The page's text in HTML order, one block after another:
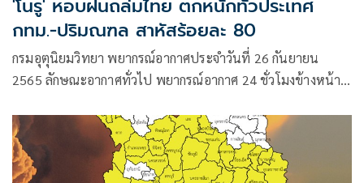
'โนรู' หอบฝนถล่มไทย ตกหนักทั่วประเทศ
กทม.-ปริมณฑล สาหัสร้อยละ 80
กรมอุตุนิยมวิทยา พยากรณ์อากาศประจำวันที่ 26 กันยายน
2565 ลักษณะอากาศทั่วไป พยากรณ์อากาศ 24 ชั่วโมงข้างหน้า
ภาคเหนือ ภาคตะวันออกเฉียงเหนือ ภาคกลาง รวมทั้ง
กรุงเทพมหานครและปริมณฑล